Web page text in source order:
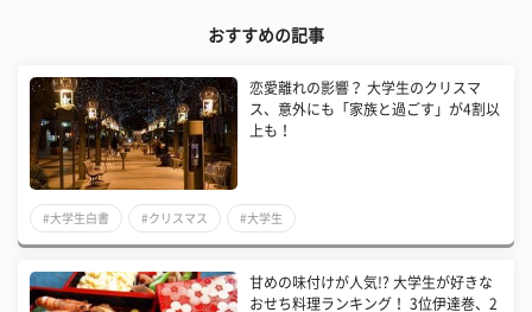
おすすめの記事
恋愛離れの影響？ 大学生のクリスマ
ス、意外にも「家族と過ごす」が4割以
上も！
#大学生白書 #クリスマス #大学生
甘めの味付けが人気!? 大学生が好きな
おせち料理ランキング！ 3位伊達巻、2